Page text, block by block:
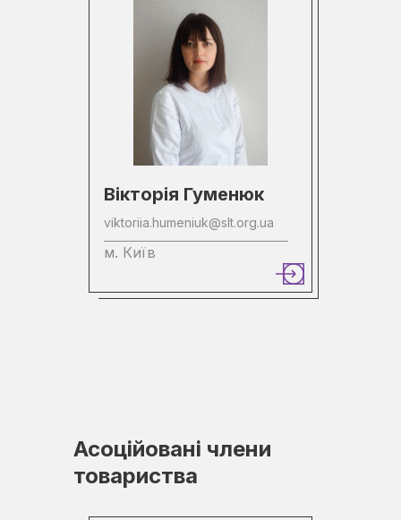
Вікторія Гуменюк
viktoriia.humeniuk@slt.org.ua
м. Київ
Асоційовані члени
товариства